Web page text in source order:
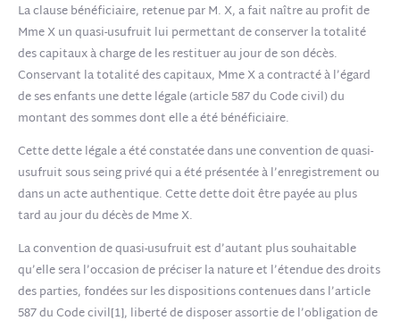
La clause bénéficiaire, retenue par M. X, a fait naître au profit de
Mme X un quasi-usufruit lui permettant de conserver la totalité
des capitaux à charge de les restituer au jour de son décès.
Conservant la totalité des capitaux, Mme X a contracté à l’égard
de ses enfants une dette légale (article 587 du Code civil) du
montant des sommes dont elle a été bénéficiaire.
Cette dette légale a été constatée dans une convention de quasi-
usufruit sous seing privé qui a été présentée à l’enregistrement ou
dans un acte authentique. Cette dette doit être payée au plus
tard au jour du décès de Mme X.
La convention de quasi-usufruit est d’autant plus souhaitable
qu’elle sera l’occasion de préciser la nature et l’étendue des droits
des parties, fondées sur les dispositions contenues dans l’article
587 du Code civil[1], liberté de disposer assortie de l’obligation de